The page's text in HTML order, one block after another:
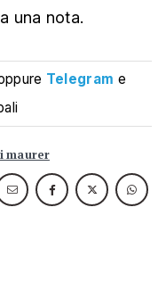
una nota.
Telegram e
maurer